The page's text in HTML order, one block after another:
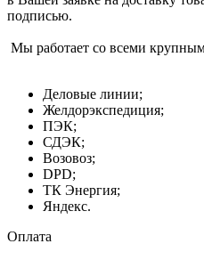
подписью.
Мы работает со всеми
Деловые линии;
Желдорэкспедиция;
ПЭК;
СДЭК;
Возовоз;
DPD;
ТК Энергия;
Яндекс.
Оплата